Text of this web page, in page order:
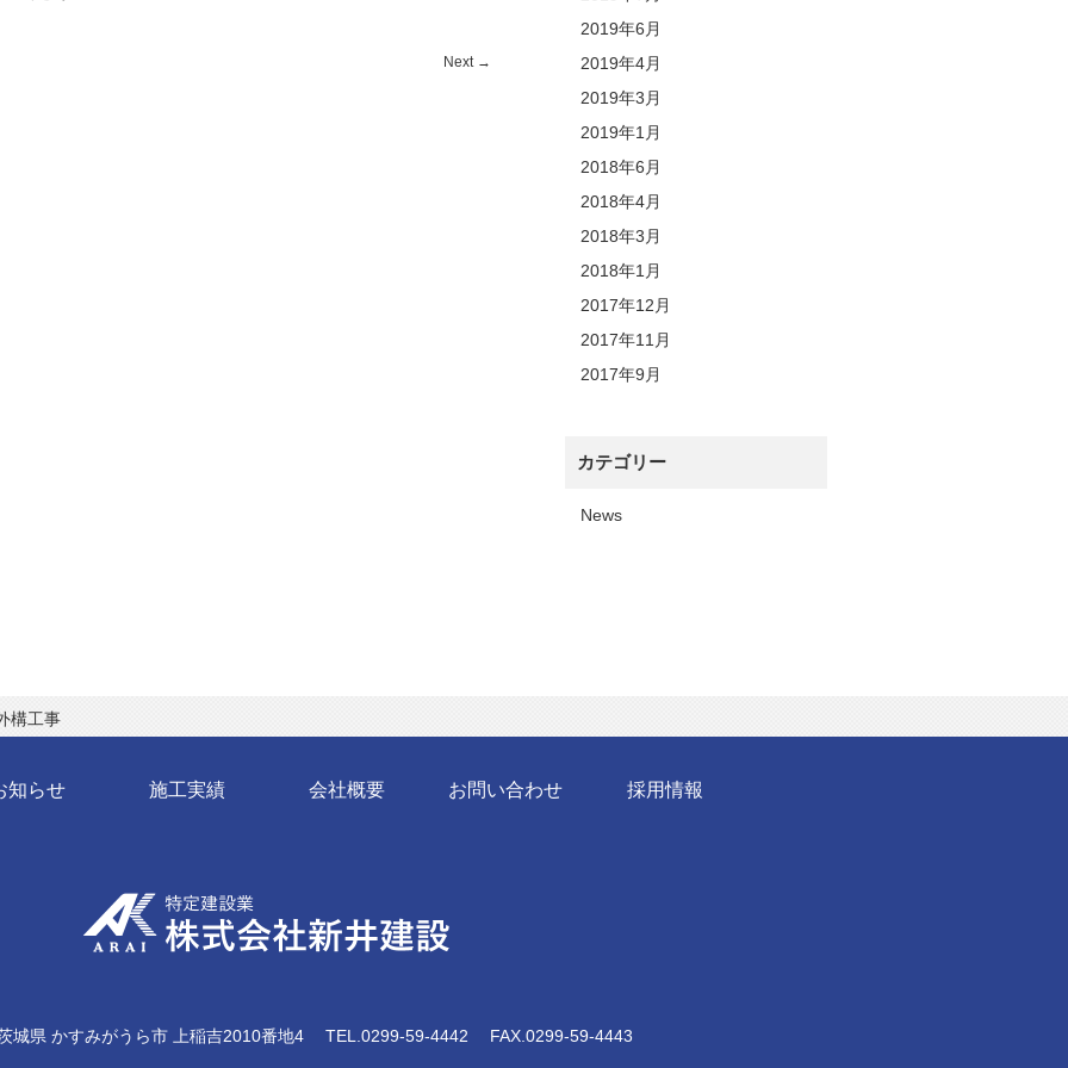
Next →
2019年6月
2019年4月
2019年3月
2019年1月
2018年6月
2018年4月
2018年3月
2018年1月
2017年12月
2017年11月
2017年9月
カテゴリー
News
構工事
知らせ 施工実績 会社概要 お問い合わせ 採用情報
城県 かすみがうら市 上稲吉2010番地4 TEL.0299-59-4442 FAX.0299-59-4443